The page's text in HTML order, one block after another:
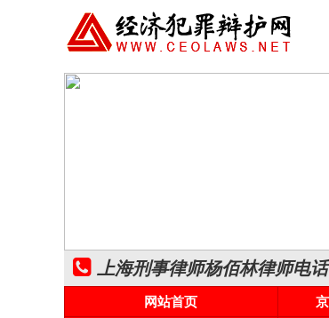
上海刑事律师杨佰林律师电
网站首页